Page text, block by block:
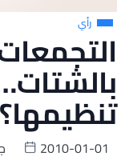
رأي
تنظيمها؟
2010-01-01